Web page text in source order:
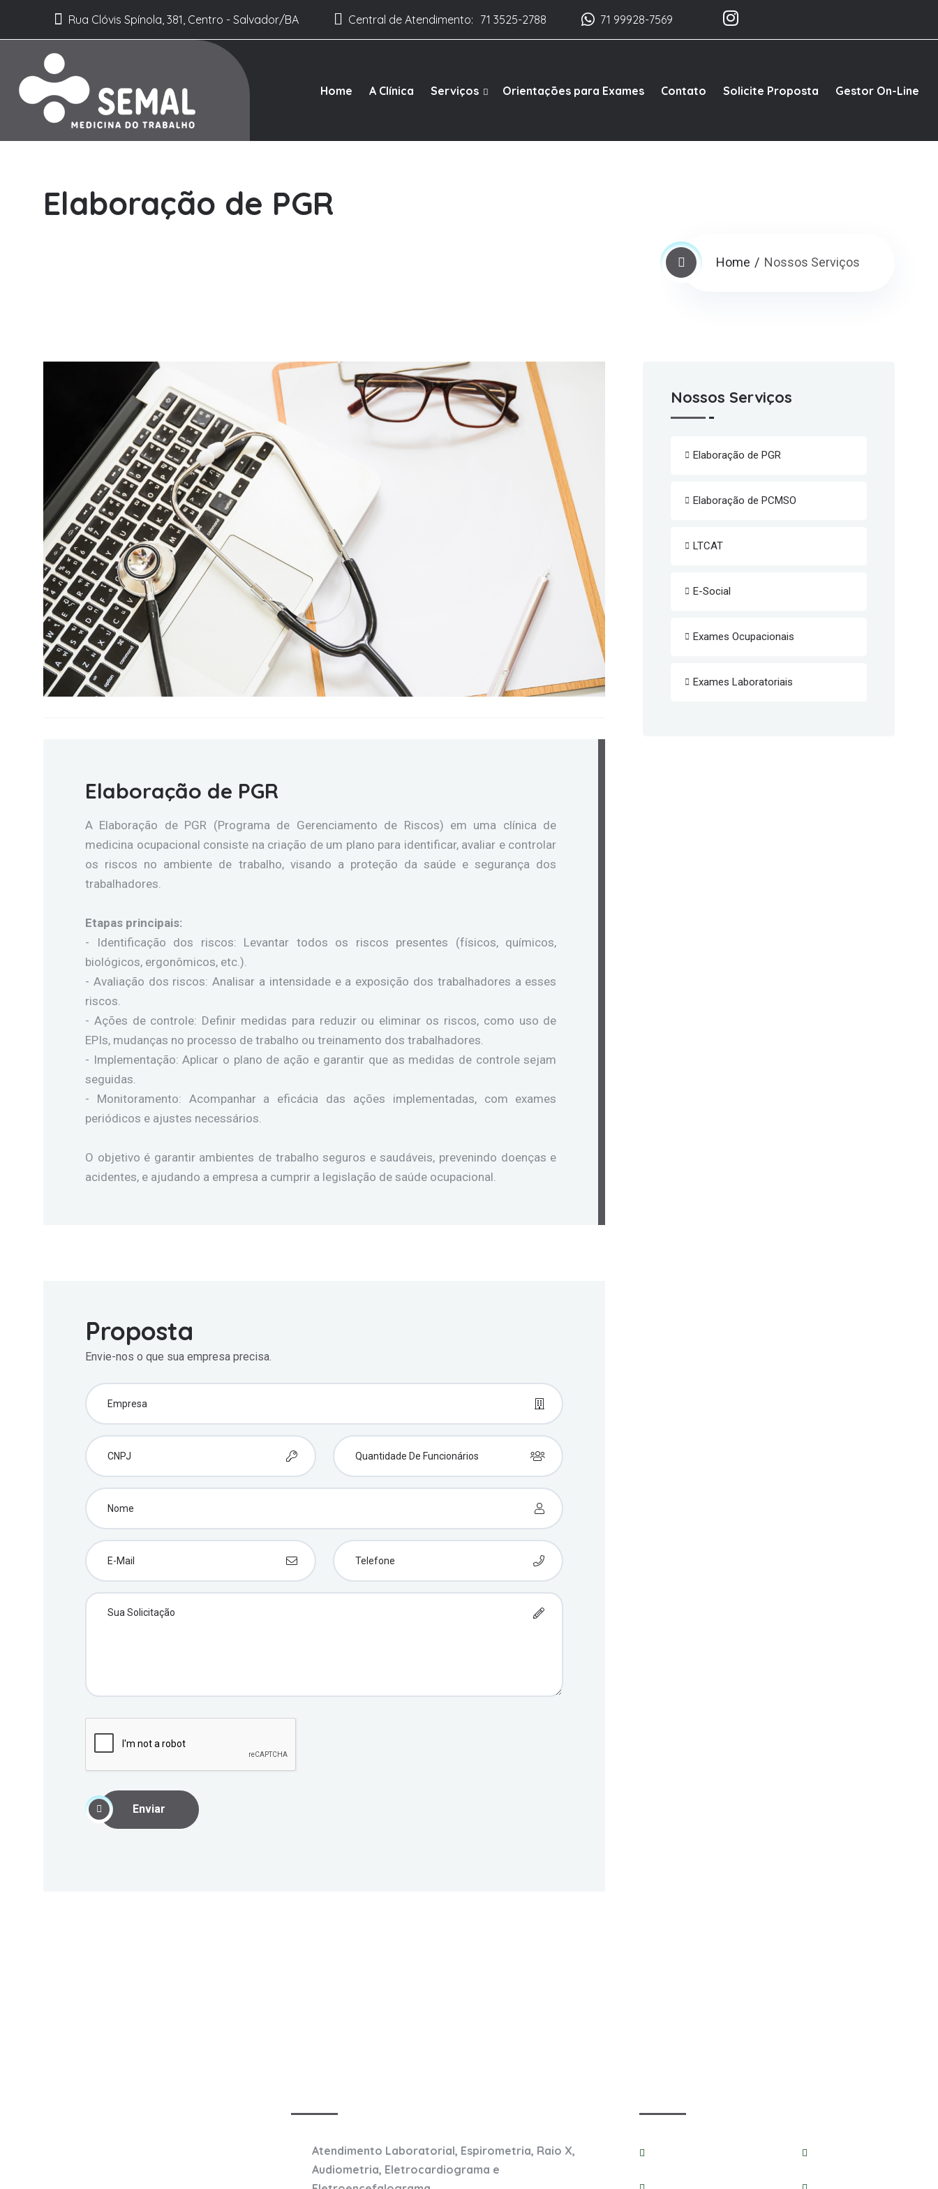
Rua Clóvis Spínola, 381, Centro - Salvador/BA Central de Atendimento: 71 3525-2788 71 99928-7569
Home A Clínica Serviços Orientações para Exames Contato Solicite Proposta Gestor On-Line
Elaboração de PGR
Home Nossos Serviços
Elaboração de PGR
A Elaboração de PGR (Programa de Gerenciamento de Riscos) em uma clínica de
medicina ocupacional consiste na criação de um plano para identificar, avaliar e controlar
os riscos no ambiente de trabalho, visando a proteção da saúde e segurança dos
trabalhadores.
Etapas principais:
- Identificação dos riscos: Levantar todos os riscos presentes (físicos, químicos,
biológicos, ergonômicos, etc.).
- Avaliação dos riscos: Analisar a intensidade e a exposição dos trabalhadores a esses
riscos.
- Ações de controle: Definir medidas para reduzir ou eliminar os riscos, como uso de
EPIs, mudanças no processo de trabalho ou treinamento dos trabalhadores.
- Implementação: Aplicar o plano de ação e garantir que as medidas de controle sejam
seguidas.
- Monitoramento: Acompanhar a eficácia das ações implementadas, com exames
periódicos e ajustes necessários.
O objetivo é garantir ambientes de trabalho seguros e saudáveis, prevenindo doenças e
acidentes, e ajudando a empresa a cumprir a legislação de saúde ocupacional.
Proposta
Envie-nos o que sua empresa precisa.
Enviar
Nossos Serviços
Elaboração de PGR
Elaboração de PCMSO
LTCAT
E-Social
Exames Ocupacionais
Exames Laboratoriais
Atendimento Laboratorial, Espirometria, Raio X,
Audiometria, Eletrocardiograma e